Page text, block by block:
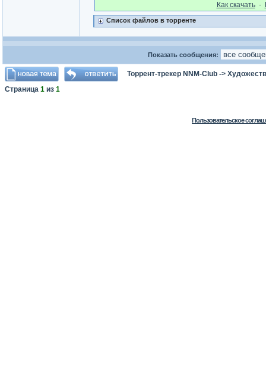
Как cкачать·
Список файлов в торренте
Показать сообщения:
Торрент-трекер NNM-Club ->
Страница 1 из 1
Пользовательское